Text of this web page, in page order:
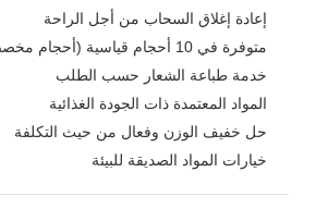
إعادة إغلاق السحاب من أجل الراحة
متوفرة في 10 أحجام قياسية (أحجام مخصصة متاحة)
خدمة طباعة الشعار حسب الطلب
المواد المعتمدة ذات الجودة الغذائية
حل خفيف الوزن وفعال من حيث التكلفة
خيارات المواد الصديقة للبيئة